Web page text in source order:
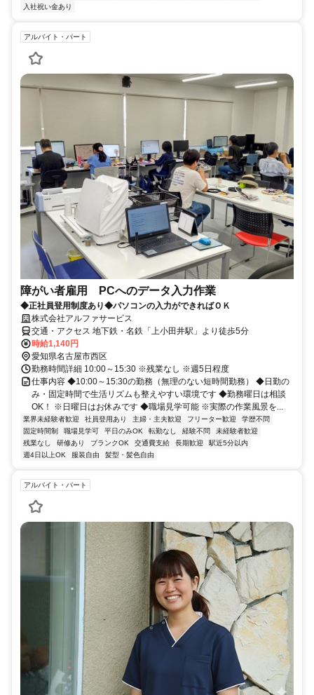
入社祝い金あり
アルバイト・パート
障がい者雇用 PCへのデータ入力作業
◆正社員登用制度あり◆パソコンの入力ができればＯＫ
株式会社アルファサービス
交通・アクセス 地下鉄・名鉄「上小田井駅」より徒歩5分
時給1,140円
愛知県名古屋市西区
勤務時間詳細 10:00～15:30 ※残業なし ※週5日程度
仕事内容 ◆10:00～15:30の勤務（無理のない短時間勤務） ◆日勤の
み・固定時間で生活リズムも整えやすい環境です ◆勤務曜日は相談
OK！ ※日曜日はお休みです ◆職場見学可能 ※実際の作業風景を...
業界未経験者歓迎 社員登用あり 主婦・主夫歓迎 フリーター歓迎
学歴不問
固定時間制
職場見学可 平日のみOK 転勤なし 経験不問
未経験者歓迎
残業なし
研修あり ブランクOK 交通費支給 長期歓迎
駅近5分以内
週4日以上OK
服装自由 髪型・髪色自由
アルバイト・パート